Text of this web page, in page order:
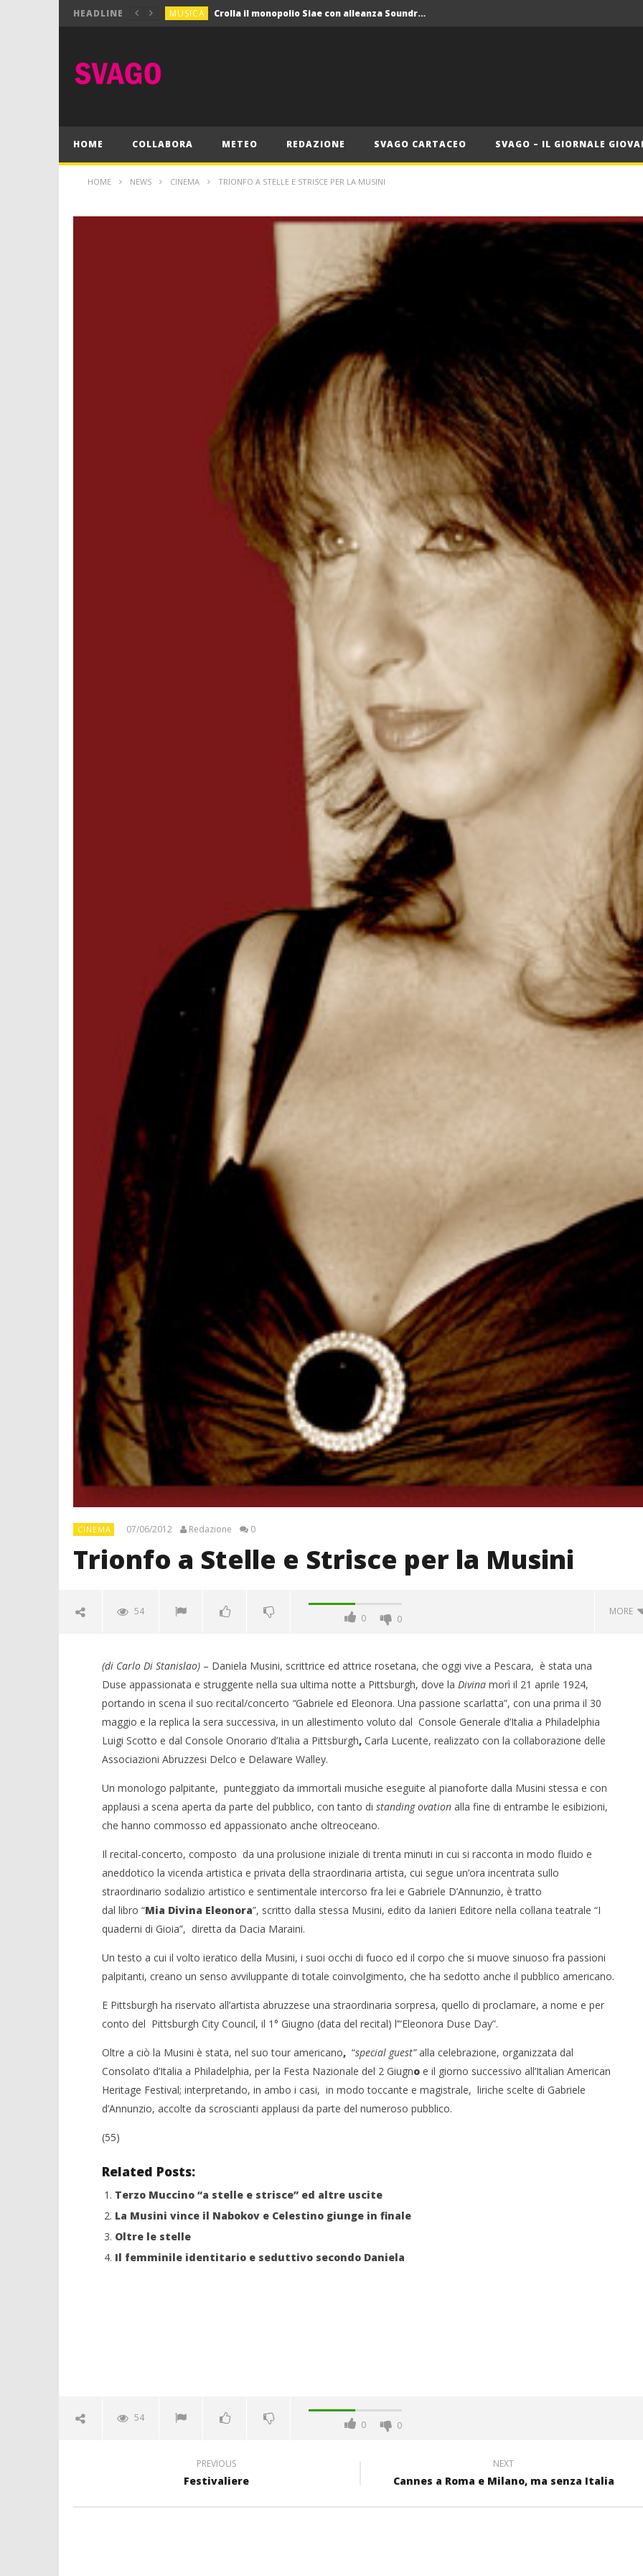
HEADLINE MUSICA Crolla il monopolio Siae con alleanza Soundreef – LEA
MUSICA Crolla il monopolio Siae con alleanza Soundreef – LEA
HOME COLLABORA METEO REDAZIONE SVAGO CARTACEO SVAGO – IL GIORNALE
HOME NEWS CINEMA TRIONFO A STELLE E STRISCE PER LA MUSINI
CINEMA 07/06/2012 Redazione 0
Trionfo a Stelle e Strisce per la Musini
54
0 0
MORE
NOW VIEWING
Trionfo a Stelle e Strisce per la
Redazione
Crolla il monopolio Siae con
alleanza Soundreef - LEA
07/06/2012
Pink Floyd in mostra a Roma
07/06/2012
(di Carlo Di Stanislao)– Daniela Musini, scrittrice ed attrice rosetana, che oggi vive a Pescara, è stata una
Duse appassionata e struggente nella sua ultima notte a Pittsburgh, dove la Divina morì il 21 aprile 1924,
portando in scena il suo recital/concerto “Gabriele ed Eleonora. Una passione scarlatta”, con una prima il 30
maggio e la replica la sera successiva, in un allestimento voluto dal Console Generale d’Italia a Philadelphia
Luigi Scotto e dal Console Onorario d’Italia a Pittsburgh,Carla Lucente, realizzato con la collaborazione delle
Associazioni Abruzzesi Delco e Delaware Walley.
Un monologo palpitante, punteggiato da immortali musiche eseguite al pianoforte dalla Musini stessa e con
applausi a scena aperta da parte del pubblico, con tanto di standing ovationalla fine di entrambe le esibizioni,
che hanno commosso ed appassionato anche oltreoceano.
Il recital-concerto, composto da una prolusione iniziale di trenta minuti in cui si racconta in modo fluido e
aneddotico la vicenda artistica e privata della straordinaria artista, cui segue un’ora incentrata sullo
straordinario sodalizio artistico e sentimentale intercorso fra lei e Gabriele D’Annunzio, è tratto
dal libro “Mia Divina Eleonora”, scritto dalla stessa Musini, edito da Ianieri Editore nella collana teatrale “I
quaderni di Gioia”, diretta da Dacia Maraini.
Un testo a cui il volto ieratico della Musini, i suoi occhi di fuoco ed il corpo che si muove sinuoso fra passioni
palpitanti, creano un senso avviluppante di totale coinvolgimento, che ha sedotto anche il pubblico americano.
E Pittsburgh ha riservato all’artista abruzzese una straordinaria sorpresa, quello di proclamare, a nome e per
conto del Pittsburgh City Council, il 1° Giugno (data del recital) l’“Eleonora Duse Day”.
Oltre a ciò la Musini è stata, nel suo tour americano, “special guest”alla celebrazione, organizzata dal
Consolato d’Italia a Philadelphia, per la Festa Nazionale del 2 Giugnoe il giorno successivo all’Italian American
Heritage Festival; interpretando, in ambo i casi, in modo toccante e magistrale, liriche scelte di Gabriele
d’Annunzio, accolte da scroscianti applausi da parte del numeroso pubblico.
(55)
Related Posts:
Terzo Muccino “a stelle e strisce” ed altre uscite
La Musini vince il Nabokov e Celestino giunge in finale
Oltre le stelle
Il femminile identitario e seduttivo secondo Daniela
54
0 0
PREVIOUS
Festivaliere
NEXT
Cannes a Roma e Milano, ma senza Italia